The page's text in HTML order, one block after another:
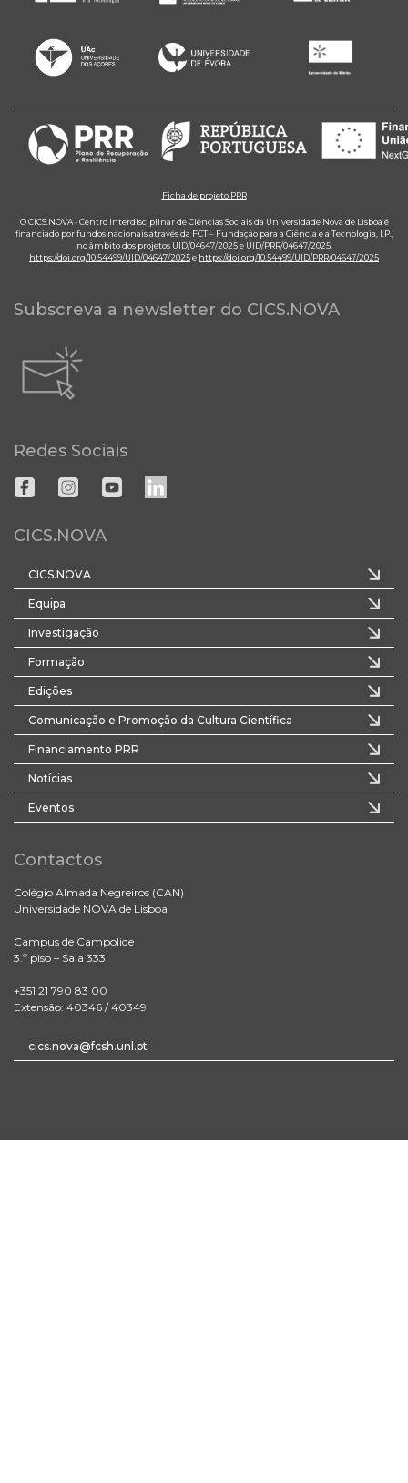
Ficha de projeto PRR
O CICS.NOVA - Centro Interdisciplinar de Ciências Sociais da Universidade Nova de Lisboa é
financiado por fundos nacionais através da FCT – Fundação para a Ciência e a Tecnologia, I.P.,
no âmbito dos projetos UID/04647/2025 e UID/PRR/04647/2025.
https://doi.org/10.54499/UID/04647/2025e https://doi.org/10.54499/UID/PRR/04647/2025
Subscreva a newsletter do CICS.NOVA
Redes Sociais
CICS.NOVA
CICS.NOVA
Equipa
Investigação
Formação
Edições
Comunicação e Promoção da Cultura Científica
Financiamento PRR
Notícias
Eventos
Contactos
Colégio Almada Negreiros (CAN)
Universidade NOVA de Lisboa
Campus de Campolide
3.º piso – Sala 333
+351 21 790 83 00
Extensão: 40346 / 40349
cics.nova@fcsh.unl.pt